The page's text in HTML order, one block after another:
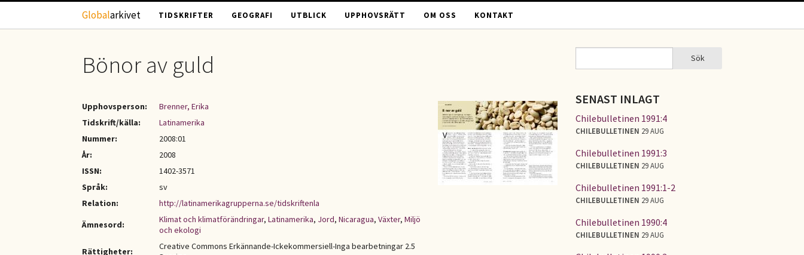
Hoppa till huvudinnehåll
Globalarkivet TIDSKRIFTER GEOGRAFI UTBLICK UPPHOVSRÄTT OM OSS KONTAKT
Bönor av guld
Upphovsperson:
Brenner, Erika
Tidskrift/källa:
Latinamerika
Nummer:
2008:01
År:
2008
ISSN:
1402-3571
Språk:
sv
Relation:
http://latinamerikagrupperna.se/tidskriftenla
Ämnesord:
Klimat och klimatförändringar, Latinamerika, Jord, Nicaragua, Växter, Miljö
och ekologi
Rättigheter:
Creative Commons Erkännande-Ickekommersiell-Inga bearbetningar 2.5
SÖKFORMULÄR Sök
SENAST INLAGT
Chilebulletinen 1991:4
CHILEBULLETINEN 29 AUG
Chilebulletinen 1991:3
CHILEBULLETINEN 29 AUG
Chilebulletinen 1991:1-2
CHILEBULLETINEN 29 AUG
Chilebulletinen 1990:4
CHILEBULLETINEN 29 AUG